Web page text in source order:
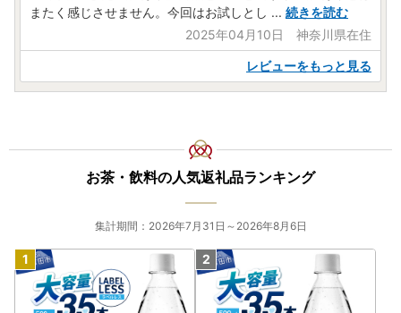
またく感じさせません。今回はお試しとし ... 続きを読む
2025年04月10日 神奈川県在住
レビューをもっと見る
お茶・飲料の人気返礼品ランキング
集計期間：2026年7月31日～2026年8月6日